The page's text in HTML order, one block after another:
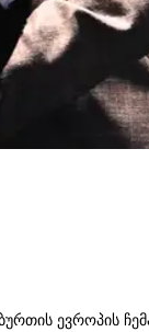
ევროპის